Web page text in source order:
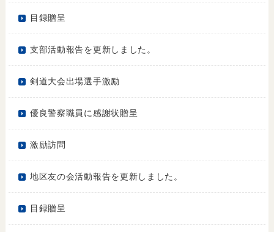
目録贈呈
支部活動報告を更新しました。
剣道大会出場選手激励
優良警察職員に感謝状贈呈
激励訪問
地区友の会活動報告を更新しました。
目録贈呈